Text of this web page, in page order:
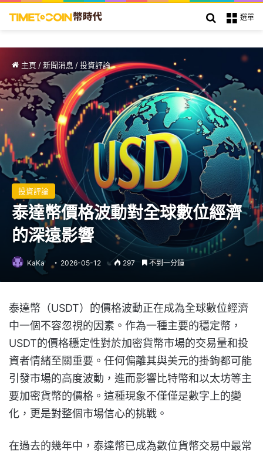
選單
搜索
主頁 /新聞消息 /投資評論
投資評論
泰達幣價格波動對全球數位經濟
的深遠影響
KaKa 2026-05-12 297 不到一分鐘
泰達幣（USDT）的價格波動正在成為全球數位經濟
中一個不容忽視的因素。作為一種主要的穩定幣，
USDT的價格穩定性對於加密貨幣市場的交易量和投
資者情緒至關重要。任何偏離其與美元的掛鉤都可能
引發市場的高度波動，進而影響比特幣和以太坊等主
要加密貨幣的價格。這種現象不僅僅是數字上的變
化，更是對整個市場信心的挑戰。
在過去的幾年中，泰達幣已成為數位貨幣交易中最常